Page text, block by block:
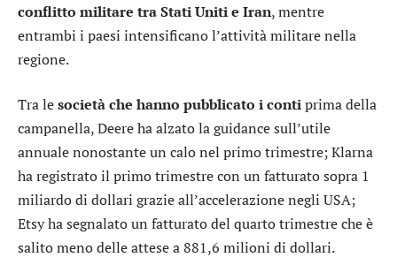
conflitto militare tra Stati Uniti e Iran, mentre
entrambi i paesi intensificano l’attività militare nella
regione.
Tra lesocietà che hanno pubblicato i contiprima della
campanella,Deereha alzato la guidance sull’utile
annuale nonostante un calo nel primo trimestre;Klarna
ha registrato il primo trimestre con un fatturato sopra 1
miliardo di dollari grazie all’accelerazione negli USA;
Etsyha segnalato un fatturato del quarto trimestre che è
salito meno delle attese a 881,6 milioni di dollari.